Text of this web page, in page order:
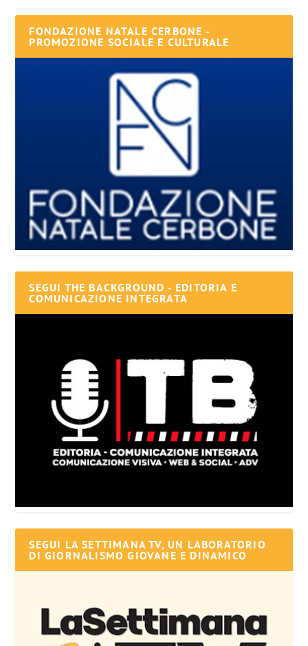
FONDAZIONE NATALE CERBONE -
PROMOZIONE SOCIALE E CULTURALE
SEGUI THE BACKGROUND - EDITORIA E
COMUNICAZIONE INTEGRATA
SEGUI LA SETTIMANA TV, UN LABORATORIO
DI GIORNALISMO GIOVANE E DINAMICO